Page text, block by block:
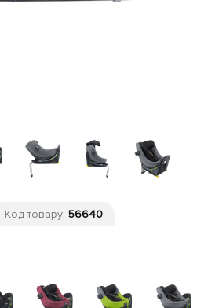
Код товару: 56640